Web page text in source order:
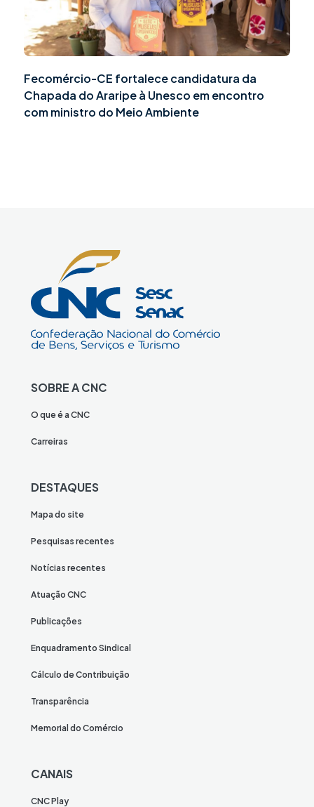
Fecomércio-CE fortalece candidatura da
Chapada do Araripe à Unesco em encontro
com ministro do Meio Ambiente
SOBRE A CNC
O que é a CNC
Carreiras
DESTAQUES
Mapa do site
Pesquisas recentes
Notícias recentes
Atuação CNC
Publicações
Enquadramento Sindical
Cálculo de Contribuição
Transparência
Memorial do Comércio
CANAIS
CNC Play